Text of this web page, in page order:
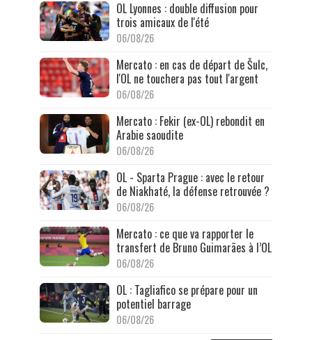
OL Lyonnes : double diffusion pour
trois amicaux de l'été
06/08/26
Mercato : en cas de départ de Šulc,
l'OL ne touchera pas tout l'argent
06/08/26
Mercato : Fekir (ex-OL) rebondit en
Arabie saoudite
06/08/26
OL - Sparta Prague : avec le retour
de Niakhaté, la défense retrouvée ?
06/08/26
Mercato : ce que va rapporter le
transfert de Bruno Guimarães à l’OL
06/08/26
OL : Tagliafico se prépare pour un
potentiel barrage
06/08/26